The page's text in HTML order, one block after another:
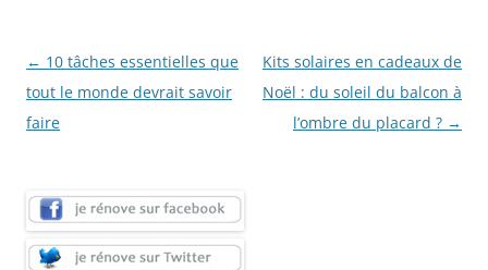
Navigation
des
articles
← 10 tâches essentielles que
tout le monde devrait savoir
faire
Kits solaires en cadeaux de
Noël : du soleil du balcon à
l’ombre du placard ? →